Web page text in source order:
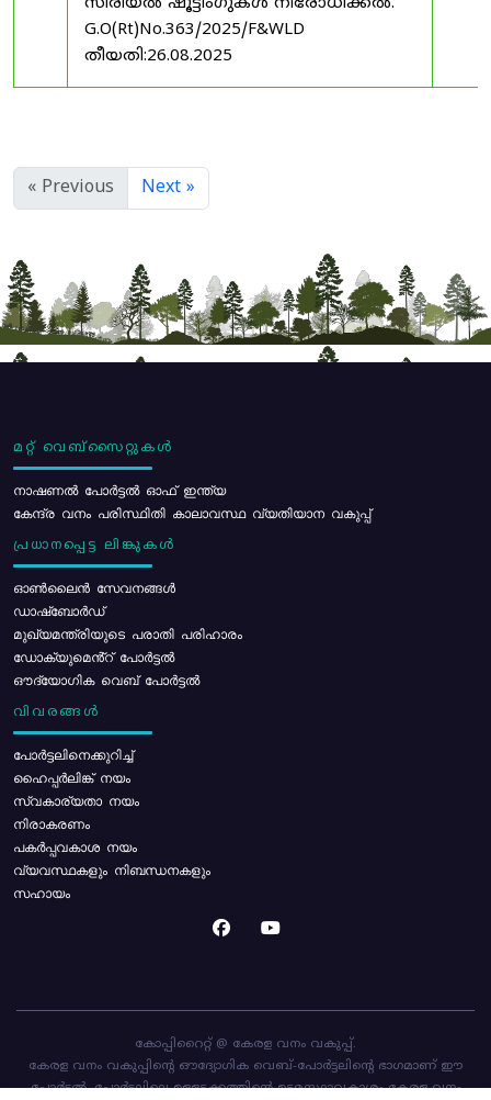
G.O(Rt)No.363/2025/F&WLD
തീയതി:26.08.2025
« Previous Next »
മറ്റ് വെബ്സൈറ്റുകൾ
നാഷണൽ പോർട്ടൽ ഓഫ് ഇന്ത്യ
കേന്ദ്ര വനം പരിസ്ഥിതി കാലാവസ്ഥ വ്യതിയാന വകുപ്പ്
പ്രധാനപ്പെട്ട ലിങ്കുകൾ
ഓൺലൈൻ സേവനങ്ങൾ
ഡാഷ്ബോർഡ്
മുഖ്യമന്ത്രിയുടെ പരാതി പരിഹാരം
ഡോക്യുമെൻ്റ് പോർട്ടൽ
ഔദ്യോഗിക വെബ് പോർട്ടൽ
വിവരങ്ങൾ
പോര്‍ട്ടലിനെക്കുറിച്ച്
ഹൈപ്പർലിങ്ക് നയം
സ്വകാര്യതാ നയം
നിരാകരണം
പകർപ്പവകാശ നയം
വ്യവസ്ഥകളും നിബന്ധനകളും
സഹായം
കോപ്പിറൈറ്റ് @ കേരള വനം വകുപ്പ്.
കേരള വനം വകുപ്പിന്റെ ഔദ്യോഗിക വെബ്-പോർട്ടലിന്റെ ഭാഗമാണ് ഈ
പോർട്ടൽ. പോർട്ടലിലെ ഉള്ളടക്കത്തിന്റെ ഉടമസ്ഥാവകാശം കേരള വനം